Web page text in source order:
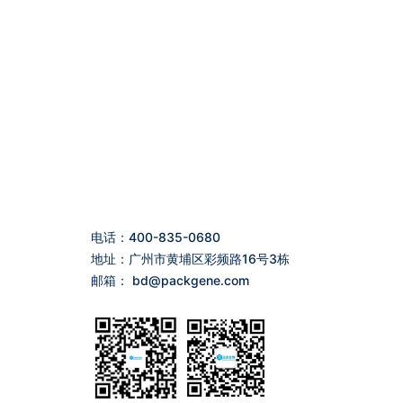
电话：400-835-0680
地址：广州市黄埔区彩频路16号3栋
邮箱：
bd@packgene.com